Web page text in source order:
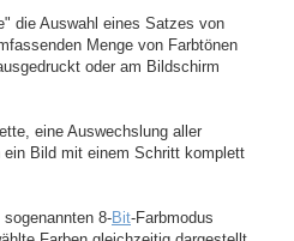
die Auswahl eines Satzes von
Menge von Farbtönen
oder am Bildschirm
eine Auswechslung aller
Bild mit einem Schritt komplett
sogenannten 8-Bit-Farbmodus